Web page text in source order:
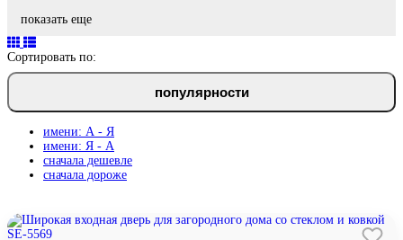
показать еще
Сортировать по:
популярности
имени: А - Я
имени: Я - А
сначала дешевле
сначала дороже